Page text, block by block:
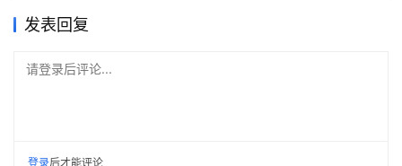
发表回复
请登录后评论...
登录后才能评论